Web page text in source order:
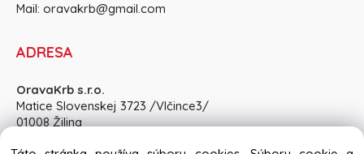
Mail: oravakrb@gmail.com
ADRESA
OravaKrb s.r.o.
Matice Slovenskej 3723 /Vlčince3/
01008 Žilina
Pon-Pia: 8:30 - 15:00, So: po dohode